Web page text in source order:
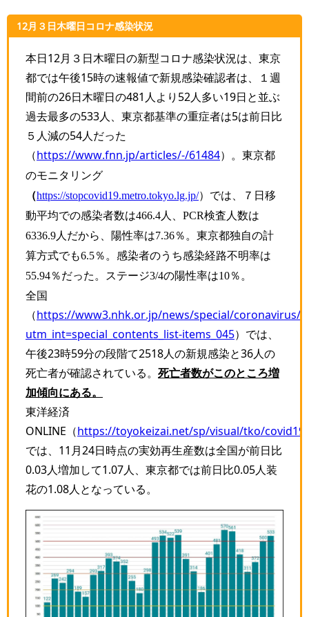
12月３日木曜日コロナ感染状況
本日12月３日木曜日の新型コロナ感染状況は、東京
都では午後15時の速報値で新規感染確認者は、１週
間前の26日木曜日の481人より52人多い19日と並ぶ
過去最多の533人、東京都基準の重症者は5は前日比
５人減の54人だった
（https://www.fnn.jp/articles/-/61484）。
東京都
のモニタリング
（https://stopcovid19.metro.tokyo.lg.jp/）では、７日移
動平均での感染者数は466.4人、 PCR検査人数は
6336.9人だから、陽性率は7.36％。東京都独自の計
算方式でも6.5％。感染者のうち感染経路不明率は
55.94％だった。ステージ3/4の陽性率は10％。
全国
（https://www3.nhk.or.jp/news/special/coronavirus/
utm_int=special_contents_list-items_045）では、
午後23時59分の段階て2518人の新規感染と36人の
死亡者が確認されている。 死亡者数がこのところ増
加傾向にある。
東洋経済
ONLINE（https://toyokeizai.net/sp/visual/tko/covid19/
では、11月24日時点の実効再生産数は全国が前日比
0.03人増加して1.07人、東京都では前日比0.05人装
花の1.08人となっている。